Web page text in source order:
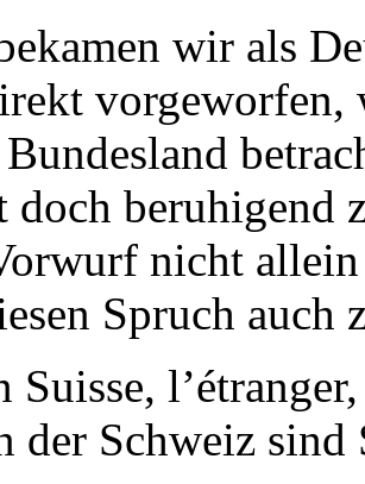
wir als
vorgeworfen,
doch beruhigend
nicht
Spruch auch
Suisse,
der Schweiz sind